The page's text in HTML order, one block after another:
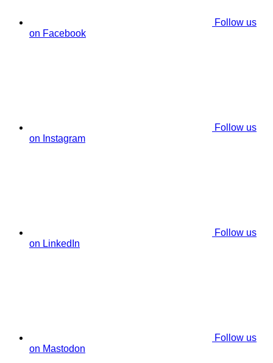
Follow us
on Facebook
Follow us
on Instagram
Follow us
on LinkedIn
Follow us
on Mastodon